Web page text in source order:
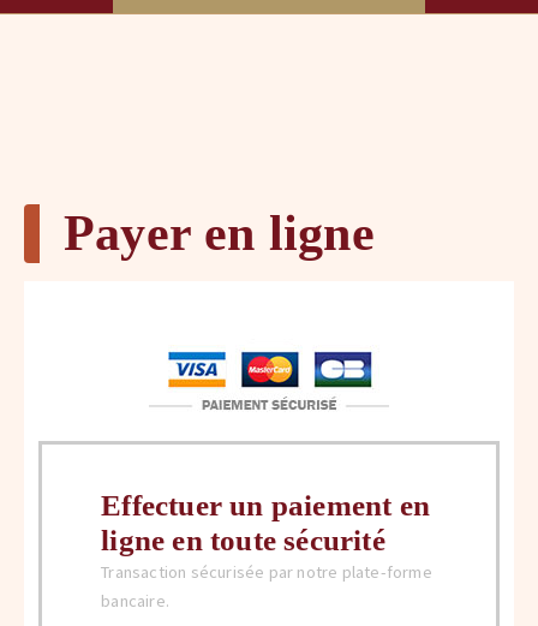
Payer en ligne
Effectuer un paiement en
ligne en toute sécurité
Transaction sécurisée par notre plate-forme
bancaire.